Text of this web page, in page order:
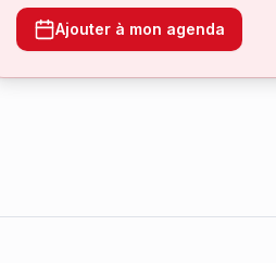
Ajouter à mon agenda